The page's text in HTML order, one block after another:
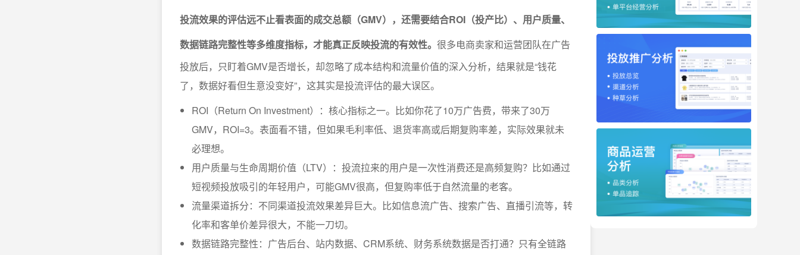
投流效果的评估远不止看表面的成交总额（GMV），还需要结合ROI（投产比）、用户质量、
数据链路完整性等多维度指标，才能真正反映投流的有效性。 很多电商卖家和运营团队在广告
投放后，只盯着GMV是否增长，却忽略了成本结构和流量价值的深入分析，结果就是“钱花
了，数据好看但生意没变好”，这其实是投流评估的最大误区。
ROI（Return On Investment）：核心指标之一。比如你花了10万广告费，带来了30万
GMV，ROI=3。表面看不错，但如果毛利率低、退货率高或后期复购率差，实际效果就未
必理想。
用户质量与生命周期价值（LTV）：投流拉来的用户是一次性消费还是高频复购？比如通过
短视频投放吸引的年轻用户，可能GMV很高，但复购率低于自然流量的老客。
流量渠道拆分：不同渠道投流效果差异巨大。比如信息流广告、搜索广告、直播引流等，转
化率和客单价差异很大，不能一刀切。
数据链路完整性：广告后台、站内数据、CRM系统、财务系统数据是否打通？只有全链路